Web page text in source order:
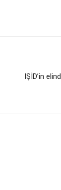
IŞİD’in